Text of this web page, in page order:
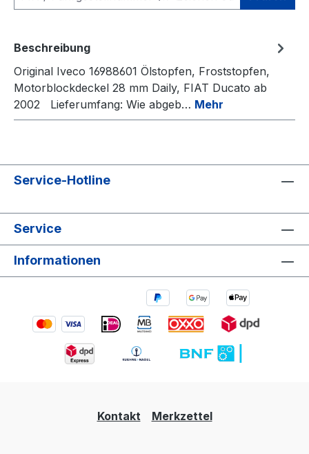
Beschreibung
Original Iveco 16988601 Ölstopfen, Froststopfen,
Motorblockdeckel 28 mm Daily, FIAT Ducato ab
2002 Lieferumfang: Wie abgeb… Mehr
Service-Hotline
Service
Informationen
Kontakt Merkzettel